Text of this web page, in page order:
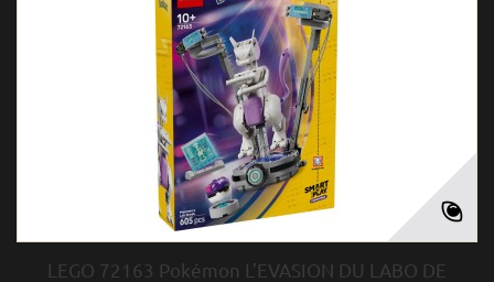
LEGO 72163 Pokémon L’EVASION DU LABO DE